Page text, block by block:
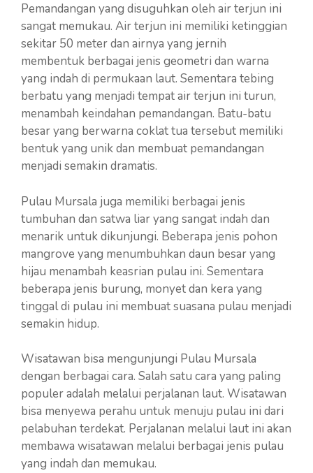
Pemandangan yang disuguhkan oleh air terjun ini
sangat memukau. Air terjun ini memiliki ketinggian
sekitar 50 meter dan airnya yang jernih
membentuk berbagai jenis geometri dan warna
yang indah di permukaan laut. Sementara tebing
berbatu yang menjadi tempat air terjun ini turun,
menambah keindahan pemandangan. Batu-batu
besar yang berwarna coklat tua tersebut memiliki
bentuk yang unik dan membuat pemandangan
menjadi semakin dramatis.
Pulau Mursala juga memiliki berbagai jenis
tumbuhan dan satwa liar yang sangat indah dan
menarik untuk dikunjungi. Beberapa jenis pohon
mangrove yang menumbuhkan daun besar yang
hijau menambah keasrian pulau ini. Sementara
beberapa jenis burung, monyet dan kera yang
tinggal di pulau ini membuat suasana pulau menjadi
semakin hidup.
Wisatawan bisa mengunjungi Pulau Mursala
dengan berbagai cara. Salah satu cara yang paling
populer adalah melalui perjalanan laut. Wisatawan
bisa menyewa perahu untuk menuju pulau ini dari
pelabuhan terdekat. Perjalanan melalui laut ini akan
membawa wisatawan melalui berbagai jenis pulau
yang indah dan memukau.